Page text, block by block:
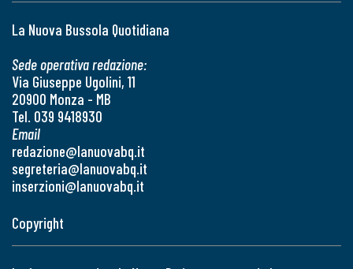
La Nuova Bussola Quotidiana
Sede operativa redazione:
Via Giuseppe Ugolini, 11
20900 Monza - MB
Tel. 039 9418930
Email
redazione@lanuovabq.it
segreteria@lanuovabq.it
inserzioni@lanuovabq.it
Copyright